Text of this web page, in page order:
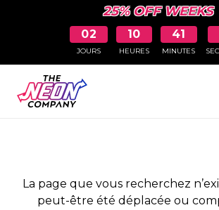
25% OFF WEEKS
02
JOURS
10
HEURES
41
MINUTES
PAGE NON
La page que vous recherchez
peut-être été déplacée ou